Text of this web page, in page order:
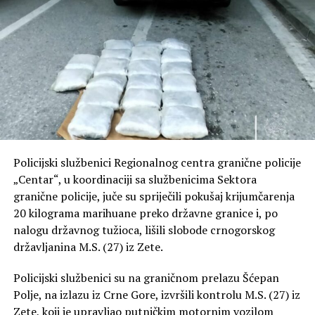
Policijski službenici Regionalnog centra granične policije
„Centar“, u koordinaciji sa službenicima Sektora
granične policije, juče su spriječili pokušaj krijumčarenja
20 kilograma marihuane preko državne granice i, po
nalogu državnog tužioca, lišili slobode crnogorskog
državljanina M.S. (27) iz Zete.
Policijski službenici su na graničnom prelazu Šćepan
Polje, na izlazu iz Crne Gore, izvršili kontrolu M.S. (27) iz
Zete, koji je upravljao putničkim motornim vozilom